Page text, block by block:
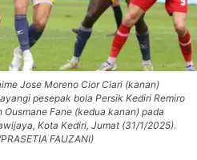
Jose Moreno Cior Ciari (kanan)
pesepak bola Persik Kediri Remiro
Fane (kedua kanan) pada
Kota Kediri, Jumat (31/1/2025).
FAUZANI)